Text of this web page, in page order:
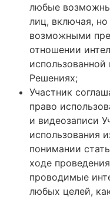
любые
лиц, включая, но
возможными
отношении
Решениях;
Участник
право
и видеозаписи
использования
понимании
ходе
проводимые
любых целей,